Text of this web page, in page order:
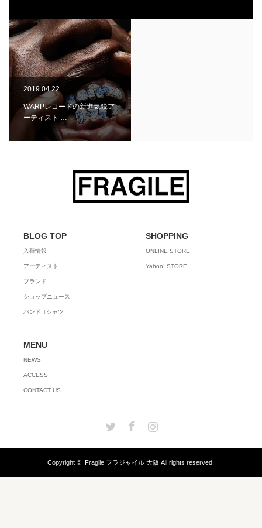
2019.04.22
WARPレコードの新進気鋭ア
ーティスト …
BLOG TOP
入荷情報
アーティスト
ブランド
ショップニュース
バンド Tシャツ
SHOPPING
ONLINE STORE
Yahoo! STORE
MENU
NEWS
ACCESS
CONTACT US
Twitter Facebook
Copyright ©Fragile フラジャイル 大阪 All rights reserved.